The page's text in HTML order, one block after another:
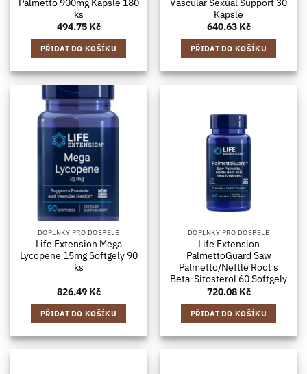
Palmetto 900mg Kapsle 180
ks
494.75 Kč
PŘIDAT DO KOŠÍKU
Vascular Sexual Support 30
Kapsle
640.63 Kč
PŘIDAT DO KOŠÍKU
DOPLŇKY PRO DOSPĚLÉ
Life Extension Mega
Lycopene 15mg Softgely 90
ks
826.49 Kč
PŘIDAT DO KOŠÍKU
DOPLŇKY PRO DOSPĚLÉ
Life Extension
PalmettoGuard Saw
Palmetto/Nettle Root s
Beta-Sitosterol 60 Softgely
720.08 Kč
PŘIDAT DO KOŠÍKU